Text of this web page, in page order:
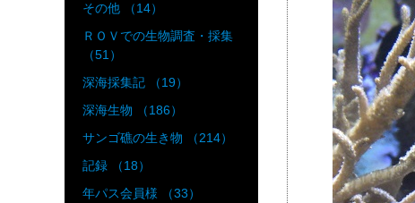
その他 （14）
ＲＯＶでの生物調査・採集
（51）
深海採集記 （19）
深海生物 （186）
サンゴ礁の生き物 （214）
記録 （18）
年パス会員様 （33）